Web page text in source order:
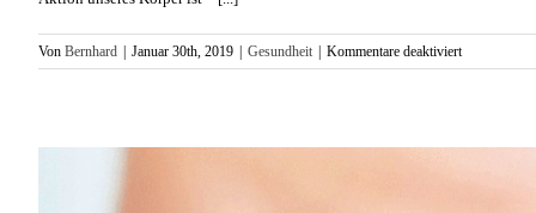
Von Bernhard | Januar 30th, 2019 | Gesundheit | Kommentare deaktiviertfür
Selbst